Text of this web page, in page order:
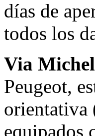
días de
todos los
Via
Peugeot,
orientativa
equipados